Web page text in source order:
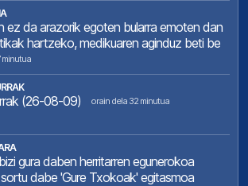
ez da arazorik egoten bularra emoten dan
hartzeko, medikuaren aginduz beti be
minutua
(26-08-09) orain dela 32 minutua
gura daben herritarren egunerokoa
dabe 'Gure Txokoak' egitasmoa